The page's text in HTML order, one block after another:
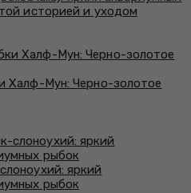
историей и уходом
Халф-Мун: Черно-золотое
яркий
рыбок